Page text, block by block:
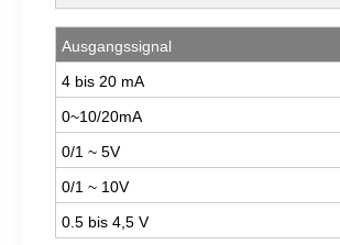
Ausgangssignal
4 bis 20 mA
0~10/20mA
0/1 ~ 5V
0/1 ~ 10V
0.5 bis 4,5 V